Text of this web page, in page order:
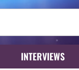
INTERVIEWS